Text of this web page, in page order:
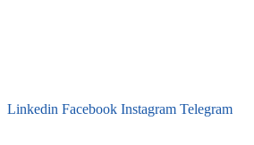
Linkedin Facebook Instagram Telegram